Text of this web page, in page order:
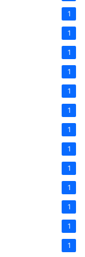
1
1
1
1
1
1
1
1
1
1
1
1
1